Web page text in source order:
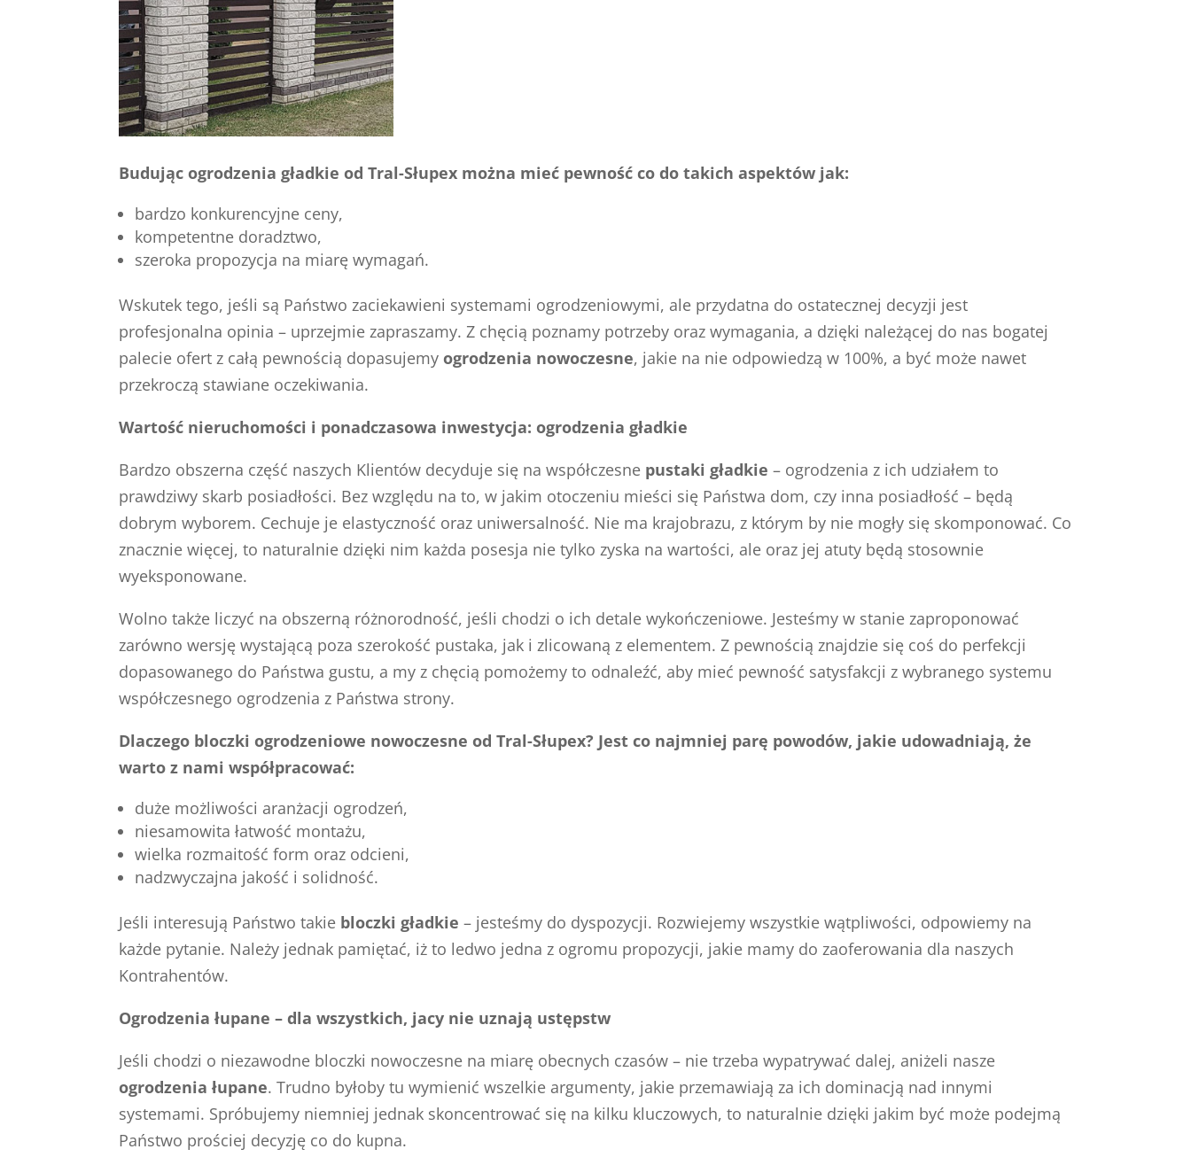
Budując ogrodzenia gładkie od Tral-Słupex można mieć pewność co do takich aspektów jak:
bardzo konkurencyjne ceny,
kompetentne doradztwo,
szeroka propozycja na miarę wymagań.
Wskutek tego, jeśli są Państwo zaciekawieni systemami ogrodzeniowymi, ale przydatna do ostatecznej decyzji jest
profesjonalna opinia – uprzejmie zapraszamy. Z chęcią poznamy potrzeby oraz wymagania, a dzięki należącej do nas bogatej
palecie ofert z całą pewnością dopasujemy ogrodzenia nowoczesne, jakie na nie odpowiedzą w 100%, a być może nawet
przekroczą stawiane oczekiwania.
Wartość nieruchomości i ponadczasowa inwestycja: ogrodzenia gładkie
Bardzo obszerna część naszych Klientów decyduje się na współczesne pustaki gładkie – ogrodzenia z ich udziałem to
prawdziwy skarb posiadłości. Bez względu na to, w jakim otoczeniu mieści się Państwa dom, czy inna posiadłość – będą
dobrym wyborem. Cechuje je elastyczność oraz uniwersalność. Nie ma krajobrazu, z którym by nie mogły się skomponować. Co
znacznie więcej, to naturalnie dzięki nim każda posesja nie tylko zyska na wartości, ale oraz jej atuty będą stosownie
wyeksponowane.
Wolno także liczyć na obszerną różnorodność, jeśli chodzi o ich detale wykończeniowe. Jesteśmy w stanie zaproponować
zarówno wersję wystającą poza szerokość pustaka, jak i zlicowaną z elementem. Z pewnością znajdzie się coś do perfekcji
dopasowanego do Państwa gustu, a my z chęcią pomożemy to odnaleźć, aby mieć pewność satysfakcji z wybranego systemu
współczesnego ogrodzenia z Państwa strony.
Dlaczego bloczki ogrodzeniowe nowoczesne od Tral-Słupex? Jest co najmniej parę powodów, jakie udowadniają, że
warto z nami współpracować:
duże możliwości aranżacji ogrodzeń,
niesamowita łatwość montażu,
wielka rozmaitość form oraz odcieni,
nadzwyczajna jakość i solidność.
Jeśli interesują Państwo takie bloczki gładkie – jesteśmy do dyspozycji. Rozwiejemy wszystkie wątpliwości, odpowiemy na
każde pytanie. Należy jednak pamiętać, iż to ledwo jedna z ogromu propozycji, jakie mamy do zaoferowania dla naszych
Kontrahentów.
Ogrodzenia łupane – dla wszystkich, jacy nie uznają ustępstw
Jeśli chodzi o niezawodne bloczki nowoczesne na miarę obecnych czasów – nie trzeba wypatrywać dalej, aniżeli nasze
ogrodzenia łupane. Trudno byłoby tu wymienić wszelkie argumenty, jakie przemawiają za ich dominacją nad innymi
systemami. Spróbujemy niemniej jednak skoncentrować się na kilku kluczowych, to naturalnie dzięki jakim być może podejmą
Państwo prościej decyzję co do kupna.